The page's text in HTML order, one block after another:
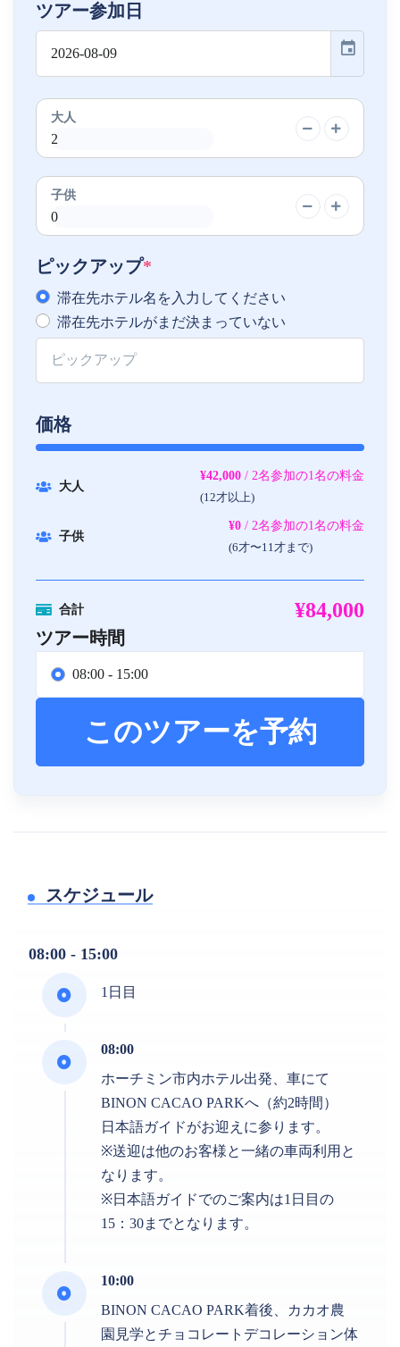
ツアー参加日
event
大人
子供
ピックアップ*
滞在先ホテル名を入力してください
滞在先ホテルがまだ決まっていない
価格
大人
¥42,000 / 2名参加の1名の料金
(12才以上)
子供
¥0 / 2名参加の1名の料金
(6才〜11才まで)
合計 ¥84,000
ツアー時間
08:00 - 15:00
このツアーを予約
スケジュール
08:00 - 15:00
1日目
08:00
ホーチミン市内ホテル出発、車にて
BINON CACAO PARKへ（約2時間）
日本語ガイドがお迎えに参ります。
※送迎は他のお客様と一緒の車両利用と
なります。
※日本語ガイドでのご案内は1日目の
15：30までとなります。
10:00
BINON CACAO PARK着後、カカオ農
園見学とチョコレートデコレーション体